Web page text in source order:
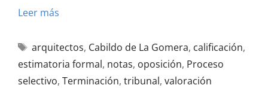
Leer más
arquitectos, Cabildo de La Gomera, calificación,
estimatoria formal, notas, oposición, Proceso
selectivo, Terminación, tribunal, valoración